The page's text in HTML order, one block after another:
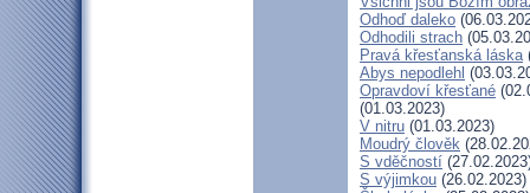
Odhoď daleko
Odhodili strach
Pravá křesťanská láska
Abys nepodlehl
Opravdoví křesťané
(01.03.2023)
V nitru (01.03.2023)
Moudrý člověk
S vděčností
S výjimkou (26.02.2023)